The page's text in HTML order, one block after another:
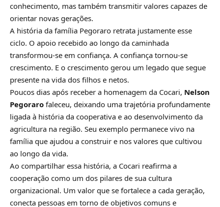
conhecimento, mas também transmitir valores capazes de
orientar novas gerações.
A história da família Pegoraro retrata justamente esse
ciclo. O apoio recebido ao longo da caminhada
transformou-se em confiança. A confiança tornou-se
crescimento. E o crescimento gerou um legado que segue
presente na vida dos filhos e netos.
Poucos dias após receber a homenagem da Cocari, Nelson
Pegoraro faleceu, deixando uma trajetória profundamente
ligada à história da cooperativa e ao desenvolvimento da
agricultura na região. Seu exemplo permanece vivo na
família que ajudou a construir e nos valores que cultivou
ao longo da vida.
Ao compartilhar essa história, a Cocari reafirma a
cooperação como um dos pilares de sua cultura
organizacional. Um valor que se fortalece a cada geração,
conecta pessoas em torno de objetivos comuns e